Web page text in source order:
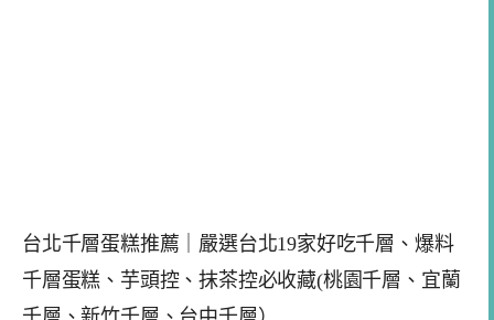
台北千層蛋糕推薦｜嚴選台北19家好吃千層、爆料
千層蛋糕、芋頭控、抹茶控必收藏(桃園千層、宜蘭